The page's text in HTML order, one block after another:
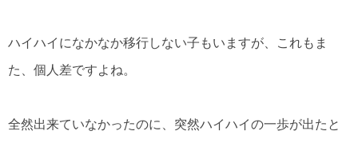
ハイハイになかなか移行しない子もいますが、これもま
た、個人差ですよね。
全然出来ていなかったのに、突然ハイハイの一歩が出たと